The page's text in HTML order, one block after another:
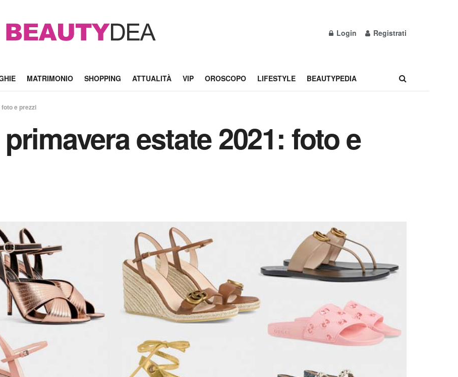
Login Registrati
MATRIMONIO SHOPPING ATTUALITÀ VIP OROSCOPO LIFESTYLE BEAUTYPEDIA
e prezzi
estate 2021: foto e